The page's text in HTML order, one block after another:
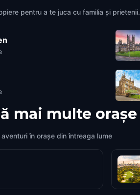
pentru a te juca cu familia și prietenii.
mai multe orașe
în orașe din întreaga lume